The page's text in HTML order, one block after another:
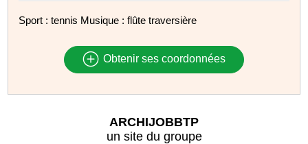
Sport : tennis Musique : flûte traversière
Obtenir ses coordonnées
ARCHIJOBBTP
un site du groupe